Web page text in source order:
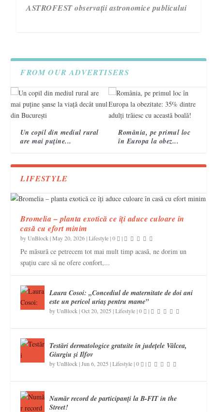
ASTROFEST observații astronomice publicului
vascular cerebral 2
încheie a treia ediție.
FROM OUR ADVERTISERS
Un copil din mediul rural
are mai puține...
România, pe primul loc
în Europa la obez...
LIFESTYLE
Bromelia – planta exotică ce îți aduce culoare în
casă cu efort minim
byUnBlock |May 20, 2026|Lifestyle|0 |
Pe măsură ce petrecem tot mai mult timp acasă, ne dorim un
spațiu care să ne ofere confort,...
Laura Cosoi: „Concediul de maternitate de doi ani
este un pericol uriaș pentru mame”
byUnBlock |Oct 20, 2025 |Lifestyle|0 |
Testări dermatologice gratuite în județele Vâlcea,
Giurgiu și Ilfov
byUnBlock |Jun 6, 2025 |Lifestyle|0 |
Număr record de participanţi la B-FIT in the
Street!